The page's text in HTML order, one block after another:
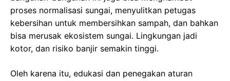
proses normalisasi sungai, menyulitkan petugas
kebersihan untuk membersihkan sampah, dan bahkan
bisa merusak ekosistem sungai. Lingkungan jadi
kotor, dan risiko banjir semakin tinggi.
Oleh karena itu, edukasi dan penegakan aturan